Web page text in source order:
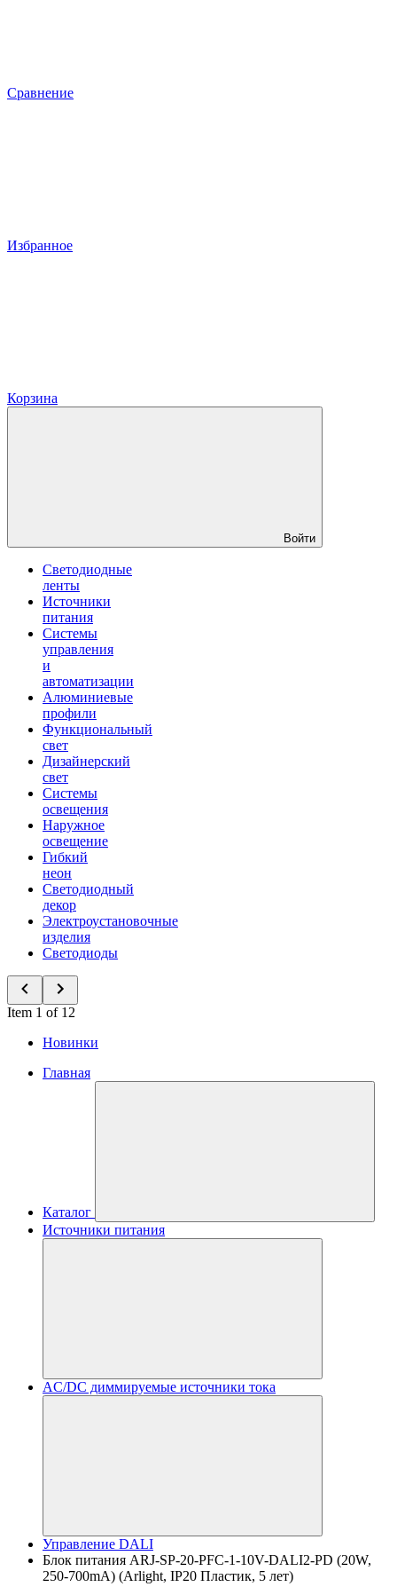
Сравнение
Избранное
Корзина
Войти
Светодиодные
ленты
Источники
питания
Системы
управления
и
автоматизации
Алюминиевые
профили
Функциональный
свет
Дизайнерский
свет
Системы
освещения
Наружное
освещение
Гибкий
неон
Светодиодный
декор
Электроустановочные
изделия
Светодиоды
Item 1 of 12
Новинки
Главная
Каталог
Источники питания
AC/DC диммируемые источники тока
Управление DALI
Блок питания ARJ-SP-20-PFC-1-10V-DALI2-PD (20W,
250-700mA) (Arlight, IP20 Пластик, 5 лет)